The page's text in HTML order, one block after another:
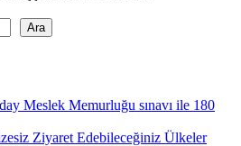
Ara
Meslek Memurluğu sınavı ile 180
Ziyaret Edebileceğiniz Ülkeler